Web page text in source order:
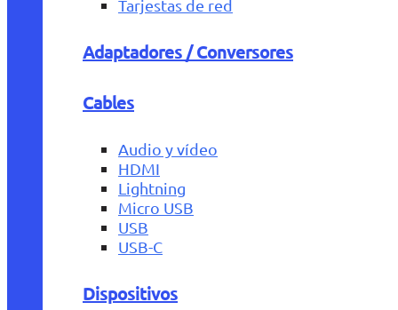
Tarjestas de red
Adaptadores / Conversores
Cables
Audio y vídeo
HDMI
Lightning
Micro USB
USB
USB-C
Dispositivos